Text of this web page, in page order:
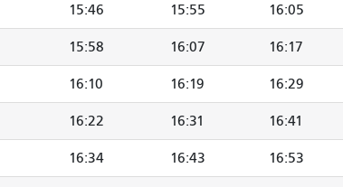
15:46 15:55 16:05
15:58 16:07 16:17
16:10 16:19 16:29
16:22 16:31 16:41
16:34 16:43 16:53